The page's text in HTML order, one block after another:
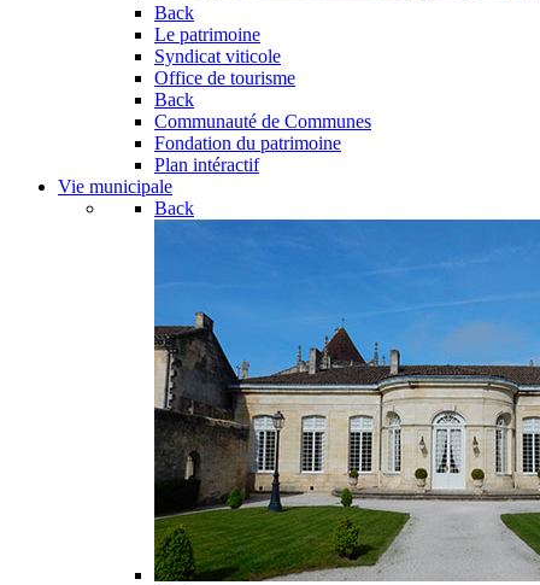
Back
Le patrimoine
Syndicat viticole
Office de tourisme
Back
Communauté de Communes
Fondation du patrimoine
Plan intéractif
Vie municipale
Back